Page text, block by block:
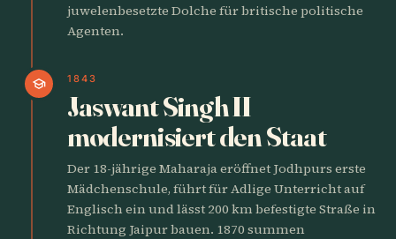
juwelenbesetzte Dolche für britische politische
Agenten.
school 1843
Jaswant Singh II
modernisiert den Staat
Der 18-jährige Maharaja eröffnet Jodhpurs erste
Mädchenschule, führt für Adlige Unterricht auf
Englisch ein und lässt 200 km befestigte Straße in
Richtung Jaipur bauen. 1870 summen